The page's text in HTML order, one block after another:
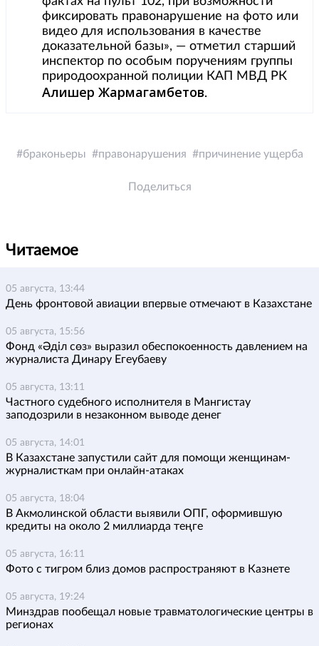
фиксировать правонарушение на фото или
видео для использования в качестве
доказательной базы», — отметил старший
инспектор по особым поручениям группы
природоохранной полиции КАП МВД РК
Алишер Жармагамбетов.
браконьеры правонарушения причинение ущерба
Поделиться
Читаемое
05 августа, 13:44
День фронтовой авиации впервые отмечают в Казахстане
05 августа, 15:56
Фонд «Әділ сөз» выразил обеспокоенность давлением на
журналиста Динару Егеубаеву
05 августа, 13:11
Частного судебного исполнителя в Мангистау
заподозрили в незаконном выводе денег
05 августа, 14:01
В Казахстане запустили сайт для помощи женщинам-
журналисткам при онлайн-атаках
05 августа, 18:04
В Акмолинской области выявили ОПГ, оформившую
кредиты на около 2 миллиарда теңге
05 августа, 16:11
Фото с тигром близ домов распространяют в Казнете
05 августа, 19:24
Минздрав пообещал новые травматологические центры в
регионах